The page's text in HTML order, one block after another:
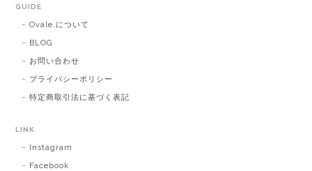
GUIDE
Ovale.について
BLOG
お問い合わせ
プライバシーポリシー
特定商取引法に基づく表記
LINK
Instagram
Facebook